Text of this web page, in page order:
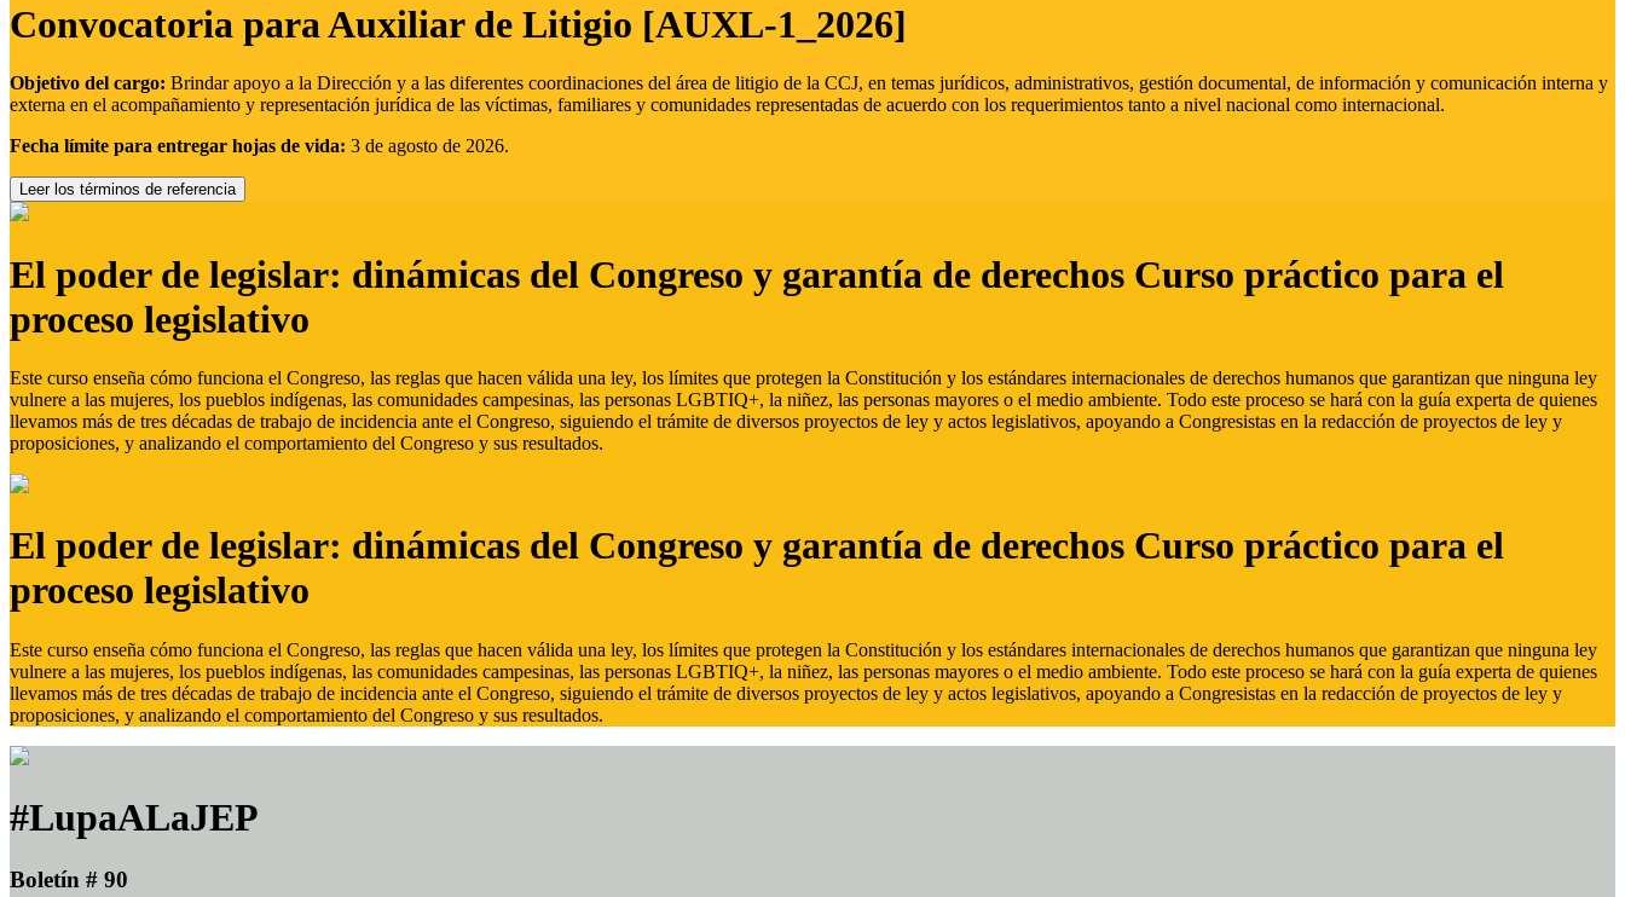
Convocatoria para Auxiliar de Litigio [AUXL-1_2026]
Objetivo del cargo: Brindar apoyo a la Dirección y a las diferentes coordinaciones del área de litigio de la CCJ, en temas jurídicos, administrativos, gestión documental, de información y comunicación interna y
externa en el acompañamiento y representación jurídica de las víctimas, familiares y comunidades representadas de acuerdo con los requerimientos tanto a nivel nacional como internacional.
Fecha límite para entregar hojas de vida: 3 de agosto de 2026.
Leer los términos de referencia
El poder de legislar: dinámicas del Congreso y garantía de derechos Curso práctico para el
proceso legislativo
Este curso enseña cómo funciona el Congreso, las reglas que hacen válida una ley, los límites que protegen la Constitución y los estándares internacionales de derechos humanos que garantizan que ninguna ley
vulnere a las mujeres, los pueblos indígenas, las comunidades campesinas, las personas LGBTIQ+, la niñez, las personas mayores o el medio ambiente. Todo este proceso se hará con la guía experta de quienes
llevamos más de tres décadas de trabajo de incidencia ante el Congreso, siguiendo el trámite de diversos proyectos de ley y actos legislativos, apoyando a Congresistas en la redacción de proyectos de ley y
proposiciones, y analizando el comportamiento del Congreso y sus resultados.
El poder de legislar: dinámicas del Congreso y garantía de derechos Curso práctico para el
proceso legislativo
Este curso enseña cómo funciona el Congreso, las reglas que hacen válida una ley, los límites que protegen la Constitución y los estándares internacionales de derechos humanos que garantizan que ninguna ley
vulnere a las mujeres, los pueblos indígenas, las comunidades campesinas, las personas LGBTIQ+, la niñez, las personas mayores o el medio ambiente. Todo este proceso se hará con la guía experta de quienes
llevamos más de tres décadas de trabajo de incidencia ante el Congreso, siguiendo el trámite de diversos proyectos de ley y actos legislativos, apoyando a Congresistas en la redacción de proyectos de ley y
proposiciones, y analizando el comportamiento del Congreso y sus resultados.
#LupaALaJEP
Boletín # 90